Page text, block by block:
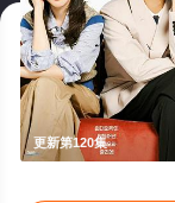
更新第120集